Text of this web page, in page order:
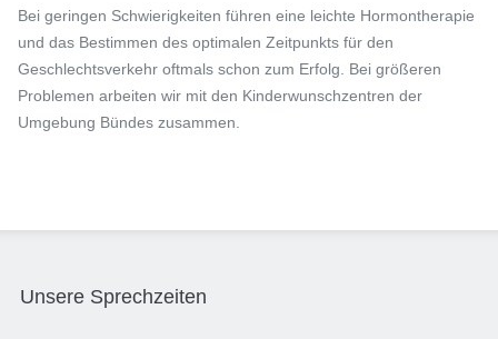
Bei geringen Schwierigkeiten führen eine leichte Hormontherapie
und das Bestimmen des optimalen Zeitpunkts für den
Geschlechtsverkehr oftmals schon zum Erfolg. Bei größeren
Problemen arbeiten wir mit den Kinderwunschzentren der
Umgebung Bündes zusammen.
Unsere Sprechzeiten